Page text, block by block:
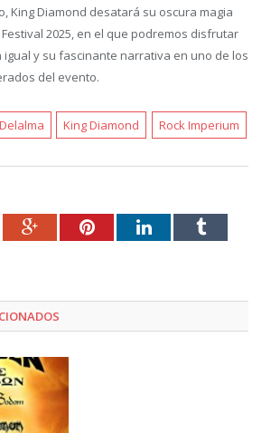
King Diamond desatará su oscura magia
2025, en el que podremos disfrutar
y su fascinante narrativa en uno de los
del evento.
Delalma King Diamond Rock Imperium
Google+PinterestLinkedInTumblr